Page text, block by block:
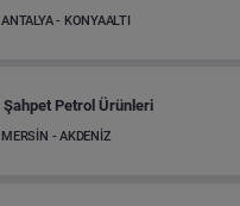
ANTALYA - KONYAALTI
Şahpet Petrol Ürünleri
MERSİN - AKDENİZ